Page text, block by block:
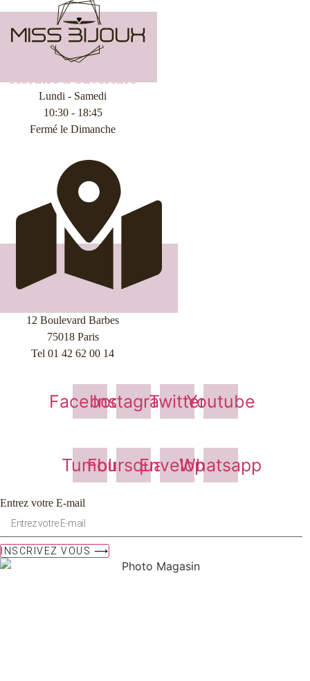
Horaire d'ouverture
Lundi - Samedi
10:30 - 18:45
Fermé le Dimanche
Rendez-nous Visite
12 Boulevard Barbes
75018 Paris
Tel 01 42 62 00 14
FacebookInstagramTwitterYoutube
Tumblr
Foursquare
EnvelopeWhatsapp
Entrez votre E-mail
INSCRIVEZ VOUS ⟶